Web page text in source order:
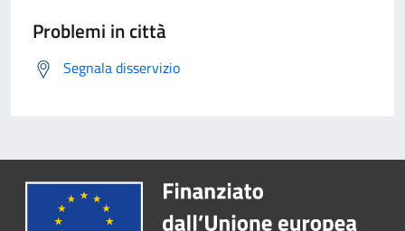
Problemi in città
Segnala disservizio